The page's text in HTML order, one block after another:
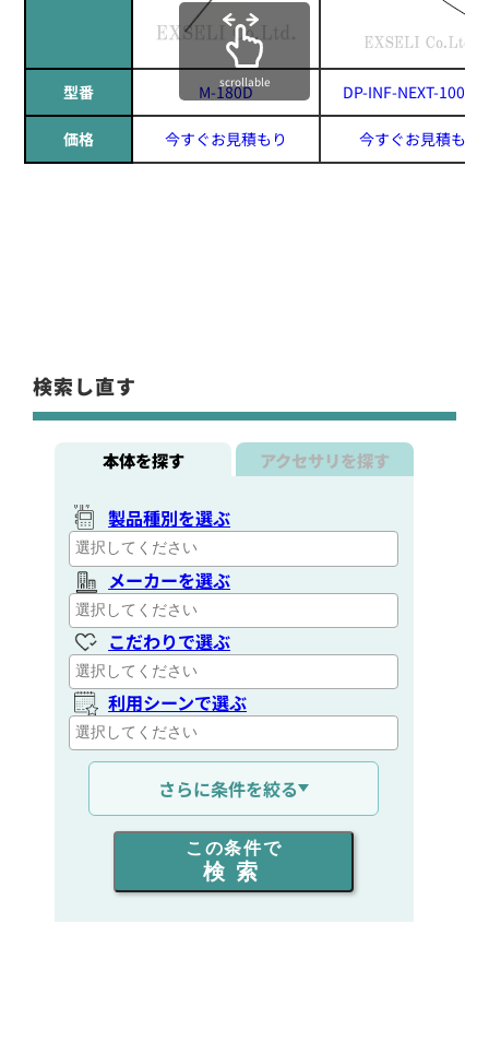
型番 M-180D DP-INF-NEXT-
価格 今すぐお見積もり 今すぐお見積もり
scrollable
検索し直す
本体を探す アクセサリを探す
製品種別を選ぶ
メーカーを選ぶ
こだわりで選ぶ
利用シーンで選ぶ
通信距離を選ぶ
出力を選ぶ
同時通話人数を選ぶ
さらに条件を絞る
この条件で
検索